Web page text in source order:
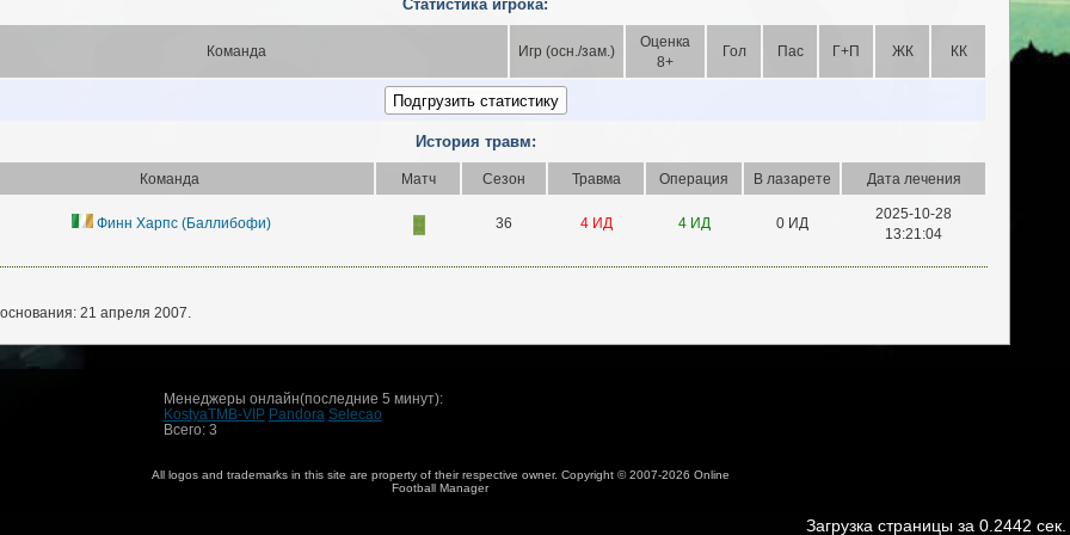
Статистика игрока:
Команда Игр (осн./зам.)
Оценка
8+
Гол Пас Г+П ЖК КК
История травм:
Команда Матч Сезон Травма Операция В лазарете Дата лечения
Финн Харпс (Баллибофи) 36 4 ИД 4 ИД 0 ИД
2025-10-28
13:21:04
21 апреля 2007.
Менеджеры онлайн(последние 5 минут):
KostyaTMB-VIP Pandora Selecao
Всего: 3
All logos and trademarks in this site are property of their respective owner. Copyright © 2007-2026 Online
Football Manager
Загрузка страницы за 0.2442 сек.